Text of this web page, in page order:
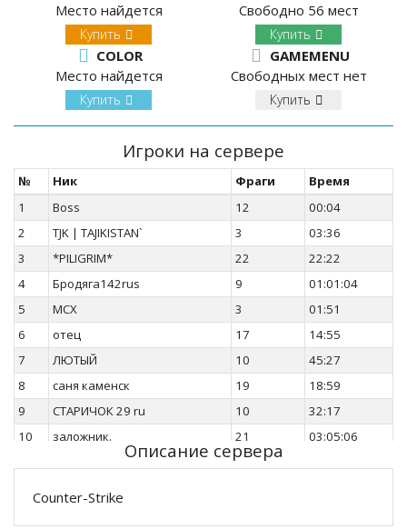
Место найдется
Купить
Свободно 56 мест
Купить
COLOR
Место найдется
Купить
GAMEMENU
Свободных мест нет
Купить
Игроки на сервере
№ Ник Фраги
Время
1
Boss 12
00:04
2
TJK | TAJIKISTAN` 3
03:36
3
*PILIGRIM* 22
22:22
4
Бродяга142rus 9
01:01:04
5
MCX 3
01:51
6
отец 17
14:55
7
ЛЮТЫЙ 10
45:27
8
саня каменск 19
18:59
9
СТАРИЧОК 29 ru 10
32:17
10
заложник. 21
03:05:06
24
Описание сервера
Counter-Strike